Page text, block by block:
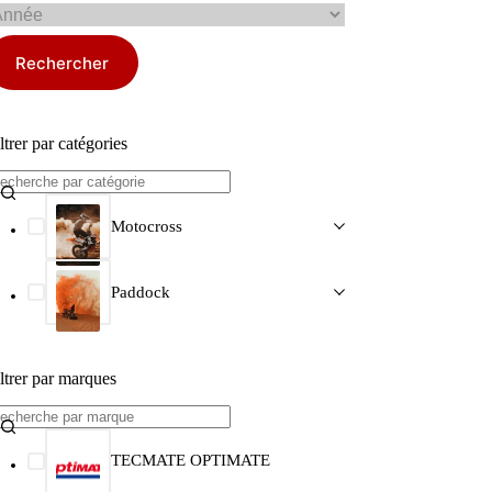
Rechercher
par catégories
Motocross
Paddock
par marques
TECMATE OPTIMATE